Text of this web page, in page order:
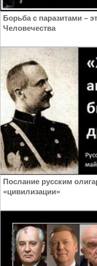
Борьба с паразитами –
Человечества
Послание русским
«цивилизации»